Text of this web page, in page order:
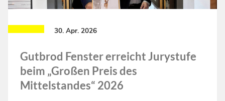
30. Apr. 2026
Gutbrod Fenster erreicht Jurystufe
beim „Großen Preis des
Mittelstandes“ 2026